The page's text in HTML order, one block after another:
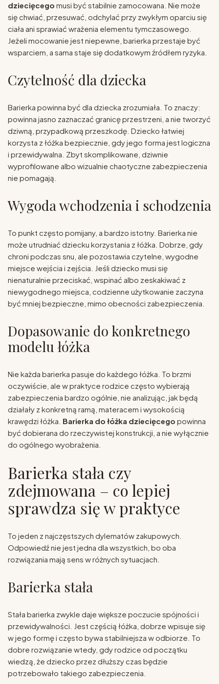
dziecięcego musi być stabilnie zamocowana. Nie może
się chwiać, przesuwać, odchylać przy zwykłym oparciu się
ciała ani sprawiać wrażenia elementu tymczasowego.
Jeżeli mocowanie jest niepewne, barierka przestaje być
wsparciem, a sama staje się dodatkowym źródłem ryzyka.
Czytelność dla dziecka
Barierka powinna być dla dziecka zrozumiała. To znaczy:
powinna jasno zaznaczać granicę przestrzeni, a nie tworzyć
dziwną, przypadkową przeszkodę. Dziecko łatwiej
korzysta z łóżka bezpiecznie, gdy jego forma jest logiczna
i przewidywalna. Zbyt skomplikowane, dziwnie
wyprofilowane albo wizualnie chaotyczne zabezpieczenia
nie pomagają.
Wygoda wchodzenia i schodzenia
To punkt często pomijany, a bardzo istotny. Barierka nie
może utrudniać dziecku korzystania z łóżka. Dobrze, gdy
chroni podczas snu, ale pozostawia czytelne, wygodne
miejsce wejścia i zejścia. Jeśli dziecko musi się
nienaturalnie przeciskać, wspinać albo zeskakiwać z
niewygodnego miejsca, codzienne użytkowanie zaczyna
być mniej bezpieczne, mimo obecności zabezpieczenia.
Dopasowanie do konkretnego
modelu łóżka
Nie każda barierka pasuje do każdego łóżka. To brzmi
oczywiście, ale w praktyce rodzice często wybierają
zabezpieczenia bardzo ogólnie, nie analizując, jak będą
działały z konkretną ramą, materacem i wysokością
krawędzi łóżka. Barierka do łóżka dziecięcego powinna
być dobierana do rzeczywistej konstrukcji, a nie wyłącznie
do ogólnego wyobrażenia.
Barierka stała czy
zdejmowana – co lepiej
sprawdza się w praktyce
To jeden z najczęstszych dylematów zakupowych.
Odpowiedź nie jest jedna dla wszystkich, bo oba
rozwiązania mają sens w różnych sytuacjach.
Barierka stała
Stała barierka zwykle daje większe poczucie spójności i
przewidywalności. Jest częścią łóżka, dobrze wpisuje się
w jego formę i często bywa stabilniejsza w odbiorze. To
dobre rozwiązanie wtedy, gdy rodzice od początku
wiedzą, że dziecko przez dłuższy czas będzie
potrzebowało takiego zabezpieczenia.